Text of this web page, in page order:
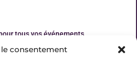
le consentement
tous vos événements